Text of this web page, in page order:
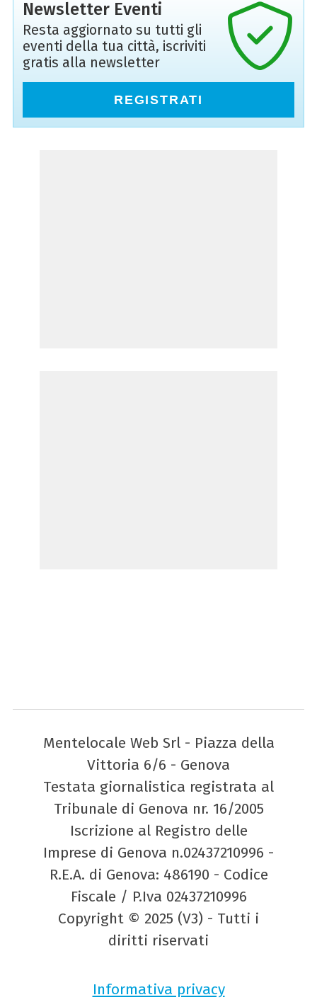
Newsletter Eventi
Resta aggiornato su tutti gli
eventi della tua città, iscriviti
gratis alla newsletter
REGISTRATI
Mentelocale Web Srl - Piazza della
Vittoria 6/6 - Genova
Testata giornalistica registrata al
Tribunale di Genova nr. 16/2005
Iscrizione al Registro delle
Imprese di Genova n.02437210996 -
R.E.A. di Genova: 486190 - Codice
Fiscale / P.Iva 02437210996
Copyright © 2025 (V3) - Tutti i
diritti riservati
Informativa privacy